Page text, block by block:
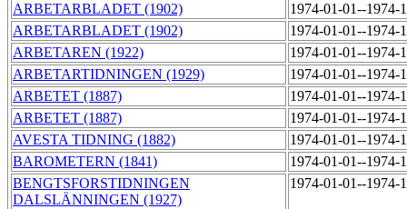
ARBETARBLADET (1902)
1974-01-01--1974-
ARBETARBLADET (1902)
1974-01-01--1974-
ARBETAREN (1922)
1974-01-01--1974-
ARBETARTIDNINGEN (1929)
1974-01-01--1974-
ARBETET (1887)
1974-01-01--1974-
ARBETET (1887)
1974-01-01--1974-
AVESTA TIDNING (1882)
1974-01-01--1974-
BAROMETERN (1841)
1974-01-01--1974-
BENGTSFORSTIDNINGEN
DALSLÄNNINGEN (1927)
1974-01-01--1974-